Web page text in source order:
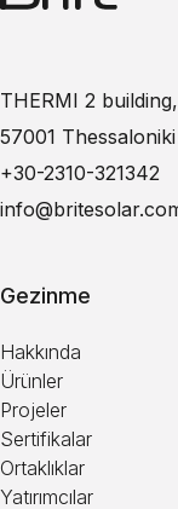
THERMI 2
57001
+30-2310-321342
Gezinme
Hakkında
Ürünler
Projeler
Sertifikalar
Ortaklıklar
Yatırımcılar